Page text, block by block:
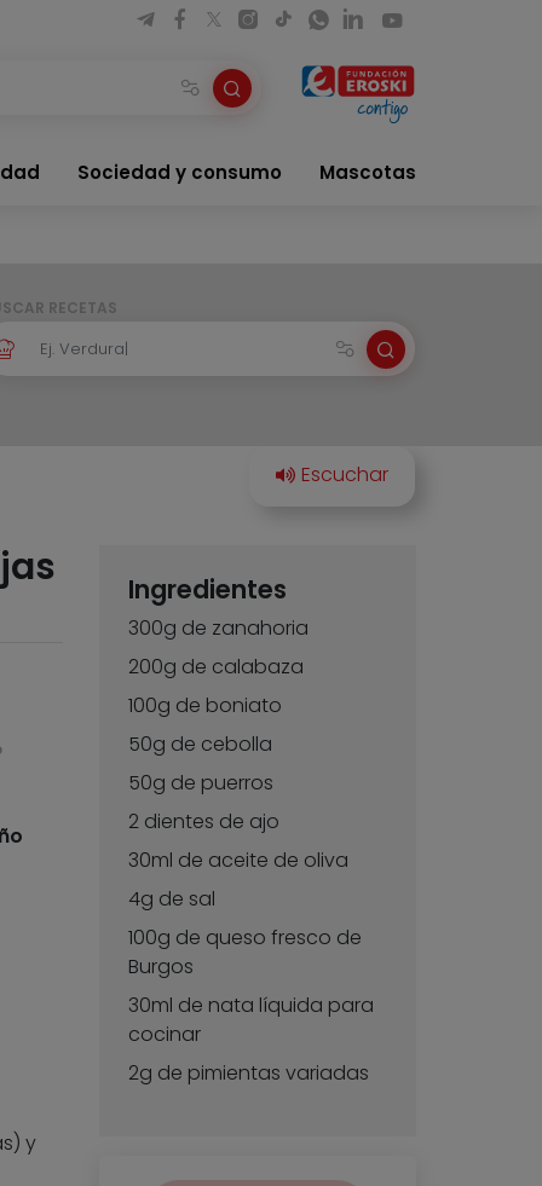
Sociedad y consumo Mascotas
RECETAS
y
Ingredientes
300g de zanahoria
200g de calabaza
100g de boniato
50g de cebolla
50g de puerros
2 dientes de ajo
30ml de aceite de oliva
4g de sal
100g de queso fresco de
Burgos
30ml de nata líquida para
cocinar
2g de pimientas variadas